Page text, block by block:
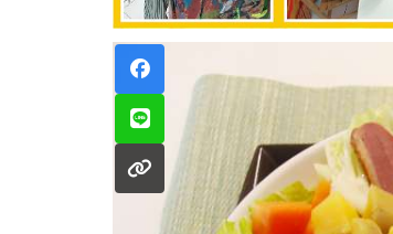
品售價維持平盤